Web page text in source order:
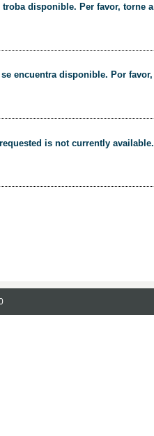
disponible. Per favor, torne a
encuentra disponible. Por favor,
is not currently available.